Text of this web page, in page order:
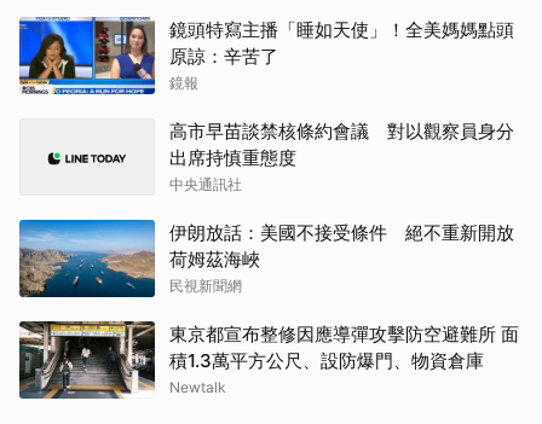
鏡頭特寫主播「睡如天使」！全美媽媽點頭
原諒：辛苦了
鏡報
高市早苗談禁核條約會議 對以觀察員身分
出席持慎重態度
中央通訊社
伊朗放話：美國不接受條件 絕不重新開放
荷姆茲海峽
民視新聞網
東京都宣布整修因應導彈攻擊防空避難所 面
積1.3萬平方公尺、設防爆門、物資倉庫
Newtalk